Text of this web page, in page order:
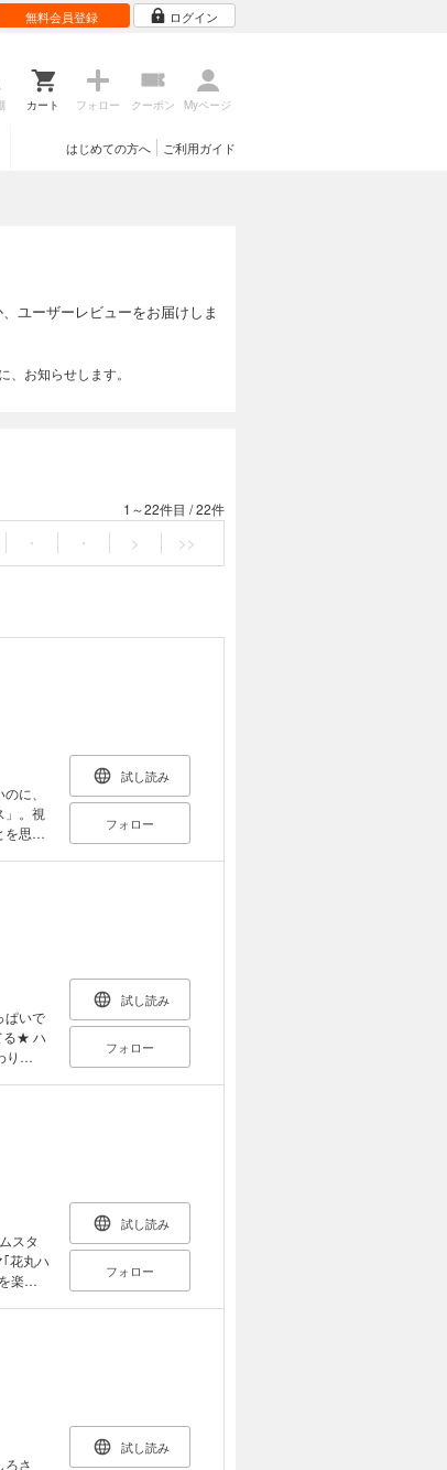
無料会員登録 ログイン
カート フォロー クーポン Myページ
ご利用ガイド
はじめての方へ
、ユーザーレビューをお届けしま
お知らせします。
1～22件目 /22件
・ ・ > >>
に、
」。視
を思い
試し読み
フォロー
ぱいで
る★ ハ
り
袋
試し読み
フォロー
スタ
花丸ハ
楽し
試し読み
フォロー
さ
試し読み